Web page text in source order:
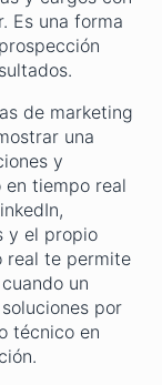
Es una forma
de marketing
una
y
en tiempo real
y el propio
real te permite
un
por
técnico en